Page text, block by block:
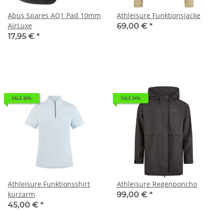
Abus Spares AQ1 Pad 10mm
AirLuxe
17,95 € *
Athleisure Funktionsjacke
69,00 € *
SALE 36%
Athleisure Funktionsshirt
kurzarm
45,00 € *
SALE 24%
Athleisure Regenponcho
99,00 € *